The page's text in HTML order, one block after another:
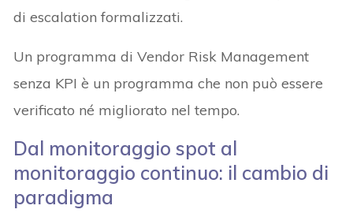
di escalation formalizzati.
Un programma di Vendor Risk Management
senza KPI è un programma che non può essere
verificato né migliorato nel tempo.
Dal monitoraggio spot al
monitoraggio continuo: il cambio di
paradigma